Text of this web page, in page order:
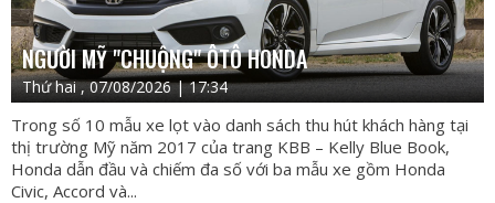
NGƯỜI MỸ "CHUỘNG" ÔTÔ HONDA
Thứ hai , 07/08/2026 | 17:34
Trong số 10 mẫu xe lọt vào danh sách thu hút khách hàng tại
thị trường Mỹ năm 2017 của trang KBB – Kelly Blue Book,
Honda dẫn đầu và chiếm đa số với ba mẫu xe gồm Honda
Civic, Accord và...